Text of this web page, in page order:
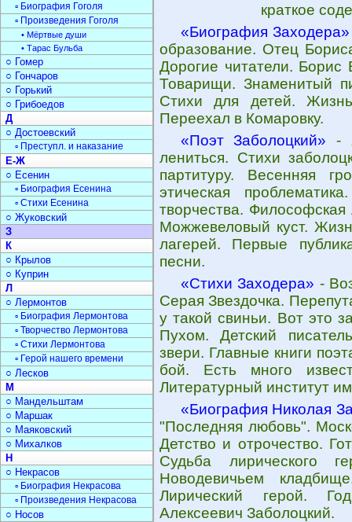
краткое
«Биография Заходера»
образование. Отец
Дорогие читатели.
Товарищи. Знаменитый
Стихи для детей.
Переехал в Комаровку.
«Поэт Заболоцкий» -
лениться. Стихи
партитуру. Весенняя
этическая
творчества.
Можжевеловый куст.
лагерей. Первые
песни.
«Стихи Заходера» -
Серая Звездочка.
у такой свиньи. Вот это
Пухом. Детский
звери. Главные книги
бой. Есть много
Литературный институт
«Биография Николая
"Последняя любовь".
Детство и отрочество.
Судьба лирического
Новодевичьем
Лирический герой.
Алексеевич Заболоцкий.
▫ Биография Гоголя
▫ Произведения Гоголя
• Мёртвые души
• Тарас Бульба
○ Гомер
○ Гончаров
○ Горький
○ Грибоедов
Д
○ Достоевский
▫ Преступл. и наказание
Е-Ж
○ Есенин
▫ Биография Есенина
▫ Стихи Есенина
○ Жуковский
З
К
○ Крылов
○ Куприн
Л
○ Лермонтов
▫ Биография Лермонтова
▫ Творчество Лермонтова
▫ Стихи Лермонтова
▫ Герой нашего времени
○ Лесков
М
○ Мандельштам
○ Маршак
○ Маяковский
○ Михалков
Н
○ Некрасов
▫ Биография Некрасова
▫ Произведения Некрасова
○ Носов